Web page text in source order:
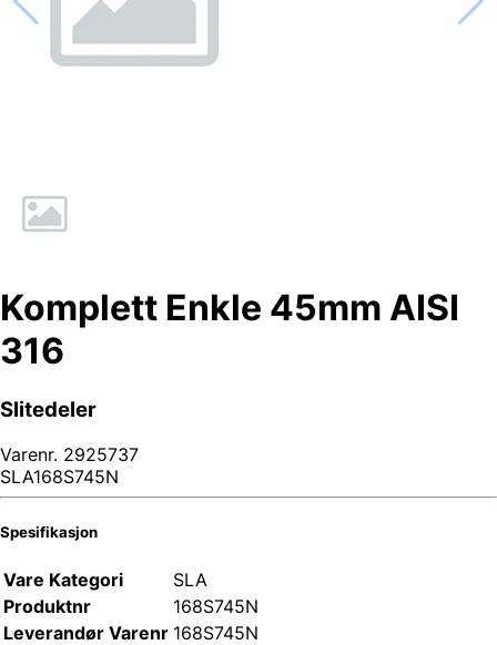
Komplett Enkle 45mm AISI
316
Slitedeler
Varenr. 2925737
SLA168S745N
Spesifikasjon
Vare Kategori
SLA
Produktnr
168S745N
Leverandør Varenr 168S745N